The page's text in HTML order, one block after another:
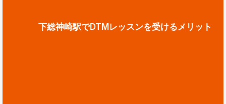
下総神崎駅でDTMレッスンを受けるメリット